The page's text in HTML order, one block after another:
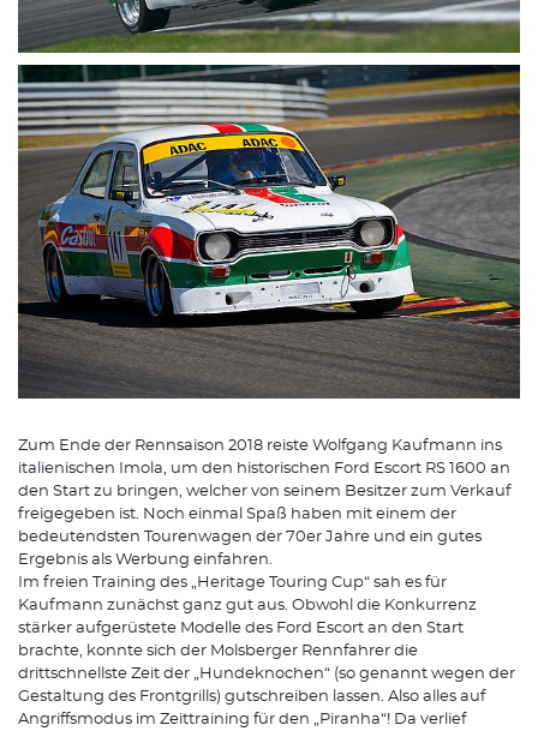
Zum Ende der Rennsaison 2018 reiste Wolfgang Kaufmann ins
italienischen Imola, um den historischen Ford Escort RS 1600 an
den Start zu bringen, welcher von seinem Besitzer zum Verkauf
freigegeben ist. Noch einmal Spaß haben mit einem der
bedeutendsten Tourenwagen der 70er Jahre und ein gutes
Ergebnis als Werbung einfahren.
Im freien Training des „Heritage Touring Cup“ sah es für
Kaufmann zunächst ganz gut aus. Obwohl die Konkurrenz
stärker aufgerüstete Modelle des Ford Escort an den Start
brachte, konnte sich der Molsberger Rennfahrer die
drittschnellste Zeit der „Hundeknochen“ (so genannt wegen der
Gestaltung des Frontgrills) gutschreiben lassen. Also alles auf
Angriffsmodus im Zeittraining für den „Piranha“! Da verlief